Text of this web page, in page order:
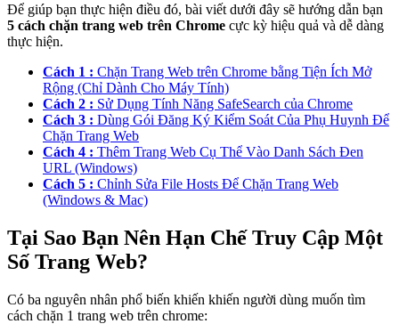
Để giúp bạn thực hiện điều đó, bài viết dưới đây sẽ hướng dẫn bạn
5 cách chặn trang web trên Chrome cực kỳ hiệu quả và dễ dàng
thực hiện.
Cách 1 : Chặn Trang Web trên Chrome bằng Tiện Ích Mở
Rộng (Chỉ Dành Cho Máy Tính)
Cách 2 : Sử Dụng Tính Năng SafeSearch của Chrome
Cách 3 : Dùng Gói Đăng Ký Kiểm Soát Của Phụ Huynh Để
Chặn Trang Web
Cách 4 : Thêm Trang Web Cụ Thể Vào Danh Sách Đen
URL (Windows)
Cách 5 : Chỉnh Sửa File Hosts Để Chặn Trang Web
(Windows & Mac)
Tại Sao Bạn Nên Hạn Chế Truy Cập Một
Số Trang Web?
Có ba nguyên nhân phổ biến khiến khiến người dùng muốn tìm
cách chặn 1 trang web trên chrome: